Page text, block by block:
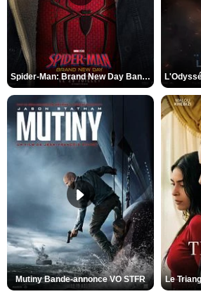
Spider-Man: Brand New Day Bande-annonce VO STFR
Mutiny Bande-annonce VO STFR Le